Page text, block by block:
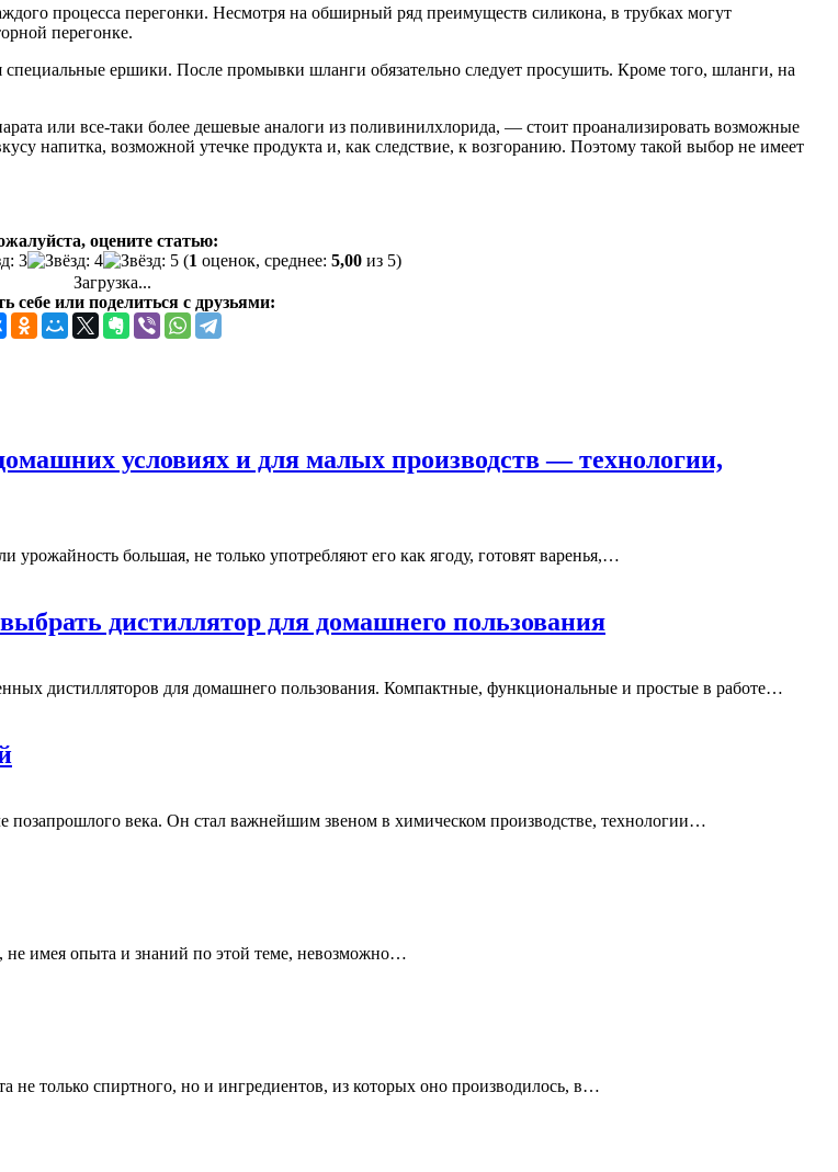
процесса перегонки. Несмотря на обширный ряд преимуществ силикона, в трубках могут
перегонке.
ершики. После промывки шланги обязательно следует просушить. Кроме того, шланги, на
или все-таки более дешевые аналоги из поливинилхлорида, — стоит проанализировать возможные
напитка, возможной утечке продукта и, как следствие, к возгоранию. Поэтому такой выбор не имеет
оцените статью:
(1 оценок, среднее: 5,00 из 5)
Загрузка...
себе или поделиться с друзьями:
условиях и для малых производств — технологии,
большая, не только употребляют его как ягоду, готовят варенья,…
дистиллятор для домашнего пользования
дистилляторов для домашнего пользования. Компактные, функциональные и простые в работе…
позапрошлого века. Он стал важнейшим звеном в химическом производстве, технологии…
не имея опыта и знаний по этой теме, невозможно…
только спиртного, но и ингредиентов, из которых оно производилось, в…